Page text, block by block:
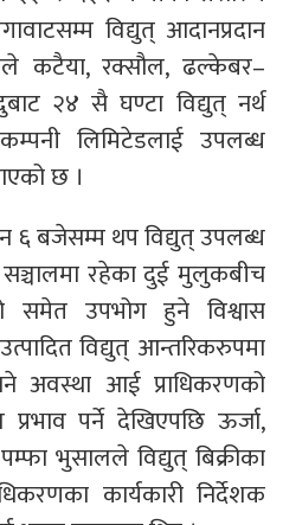
विद्युत् आदानप्रदान
कटैया, रक्सौल, ढल्केबर–
२४ सै घण्टा विद्युत् नर्थ
कम्पनी लिमिटेडलाई उपलब्ध
छ ।
६ बजेसम्म थप विद्युत् उपलब्ध
रहेका दुई मुलुकबीच
समेत उपभोग हुने विश्वास
विद्युत् आन्तरिकरुपमा
अवस्था आई प्राधिकरणको
प्रभाव पर्ने देखिएपछि ऊर्जा,
भुसालले विद्युत् बिक्रीका
कार्यकारी निर्देशक